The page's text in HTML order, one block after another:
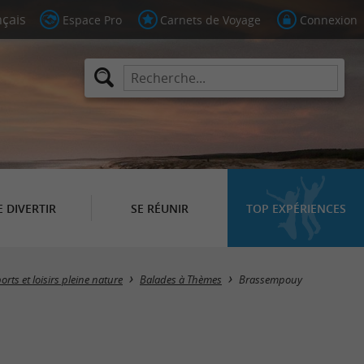
Espace Pro Carnets de Voyage Connexion
DIVERTIR SE RÉUNIR TOP EXPÉRIENCES
Masquer la carte
et loisirs pleine nature Balades à Thèmes Brassempouy